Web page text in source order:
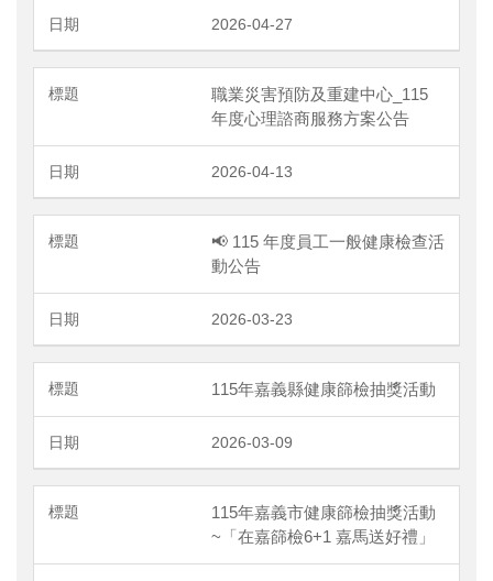
2026-04-27
職業災害預防及重建中心_115
年度心理諮商服務方案公告
2026-04-13
📢 115 年度員工一般健康檢查活
動公告
2026-03-23
115年嘉義縣健康篩檢抽獎活動
2026-03-09
115年嘉義市健康篩檢抽獎活動
~「在嘉篩檢6+1 嘉馬送好禮」